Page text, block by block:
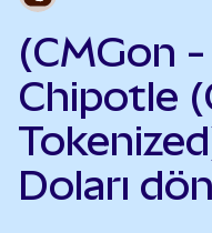
(CMGon -
Chipotle
Doları